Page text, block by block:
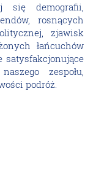
się demografii,
rosnących
zjawisk
łańcuchów
satysfakcjonujące
zespołu,
podróż.